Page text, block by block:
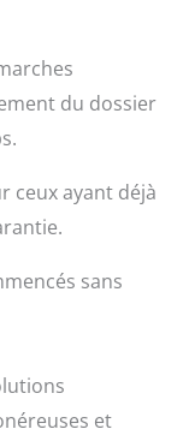
du dossier
ceux ayant déjà
sans
et